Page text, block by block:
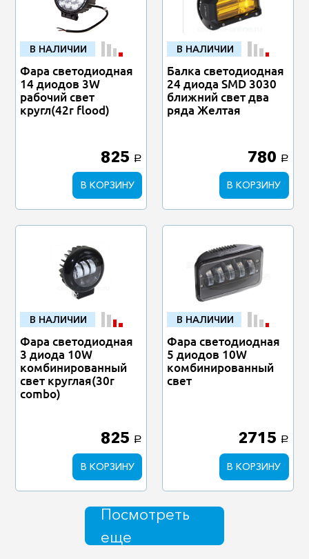
В НАЛИЧИИ
Фара светодиодная
14 диодов 3W
рабочий свет
кругл(42r flood)
825 a
В КОРЗИНУ
В НАЛИЧИИ
Балка светодиодная
24 диода SMD 3030
ближний свет два
ряда Желтая
780 a
В КОРЗИНУ
В НАЛИЧИИ
Фара светодиодная
3 диода 10W
комбинированный
свет круглая(30r
combo)
825 a
В КОРЗИНУ
В НАЛИЧИИ
Фара светодиодная
5 диодов 10W
комбинированный
свет
2715 a
В КОРЗИНУ
Посмотреть
еще